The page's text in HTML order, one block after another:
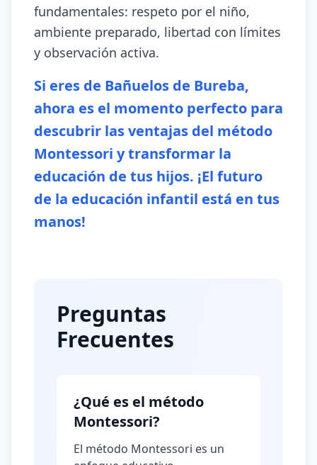
fundamentales: respeto por el niño,
ambiente preparado, libertad con límites
y observación activa.
Si eres de Bañuelos de Bureba,
ahora es el momento perfecto para
descubrir las ventajas del método
Montessori y transformar la
educación de tus hijos. ¡El futuro
de la educación infantil está en tus
manos!
Preguntas
Frecuentes
¿Qué es el método
Montessori?
El método Montessori es un